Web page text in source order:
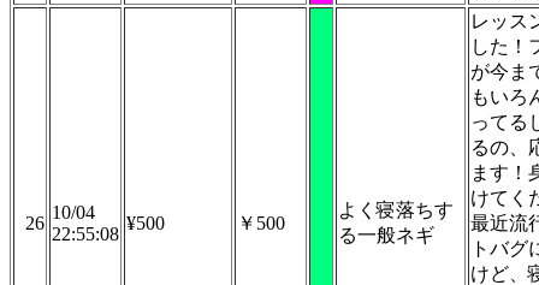
26
10/04
22:55:08
¥500 ￥500
よく寝落ちす
る一般ネギ
レッス
した！
が今ま
もいろ
ってる
るの、
ます！
けてく
最近流
トバグ
けど、